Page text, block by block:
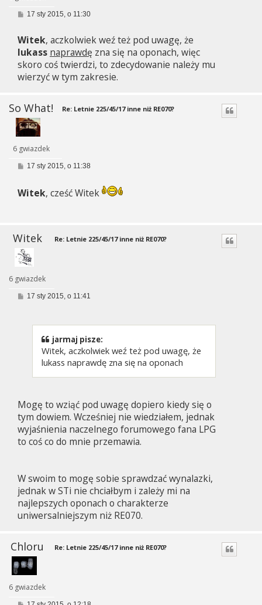
P
t
17 sty 2015, o 11:30
Witek, aczkolwiek weź też pod uwagę, że
lukass naprawdę zna się na oponach, więc
skoro coś twierdzi, to zdecydowanie należy mu
wierzyć w tym zakresie.
So What!
6 gwiazdek
Re: Letnie 225/45/17 inne niż RE070?
P
t
17 sty 2015, o 11:38
Witek, cześć Witek
Witek
6 gwiazdek
Re: Letnie 225/45/17 inne niż RE070?
P17 sty 2015, o 11:41
jarmaj pisze:
Witek, aczkolwiek weź też pod uwagę, że
lukass naprawdę zna się na oponach
Mogę to wziąć pod uwagę dopiero kiedy się o
tym dowiem. Wcześniej nie wiedziałem, jednak
wyjaśnienia naczelnego forumowego fana LPG
to coś co do mnie przemawia.
W swoim to mogę sobie sprawdzać wynalazki,
jednak w STi nie chciałbym i zależy mi na
najlepszych oponach o charakterze
uniwersalniejszym niż RE070.
Chloru
6 gwiazdek
Re: Letnie 225/45/17 inne niż RE070?